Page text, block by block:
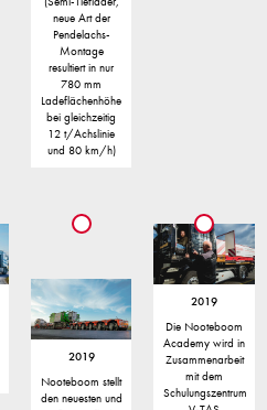
neue Art der
Pendelachs-
Montage
resultiert in nur
780 mm
Ladeflächenhöhe
bei gleichzeitig
12 t/Achslinie
und 80 km/h)
2019
Nooteboom stellt
den neuesten und
2019
Die Nooteboom
Academy wird in
Zusammenarbeit
mit dem
Schulungszentrum